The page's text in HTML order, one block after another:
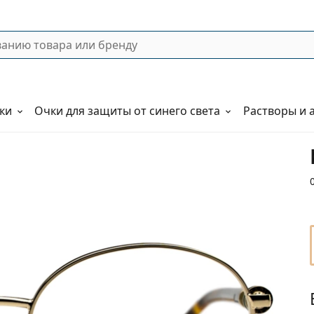
Очки для защиты от синего света Растворы и